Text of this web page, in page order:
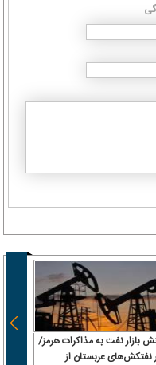
بازار نفت به مذاکرات هرمز/
نفتکش‌های عربستان از